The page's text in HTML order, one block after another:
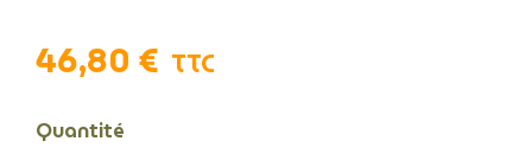
46,80 € TTC
Quantité